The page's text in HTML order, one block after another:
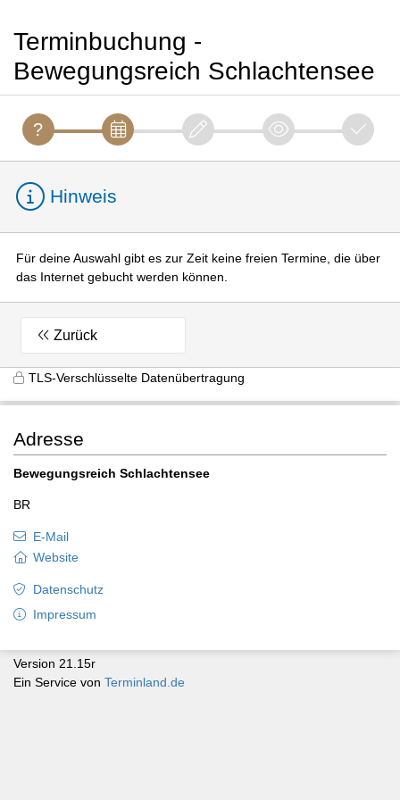
Terminbuchung -
Bewegungsreich Schlachtensee
Hinweis
Für deine Auswahl gibt es zur Zeit keine freien Termine, die über
das Internet gebucht werden können.
Zurück
TLS-Verschlüsselte Datenübertragung
Adresse
Bewegungsreich Schlachtensee
BR
E-Mail
Website
Datenschutz
Impressum
Version 21.15r
Ein Service von Terminland.de